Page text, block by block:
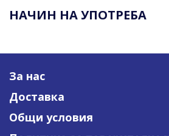
НАЧИН НА УПОТРЕБА
За нас
Доставка
Общи условия